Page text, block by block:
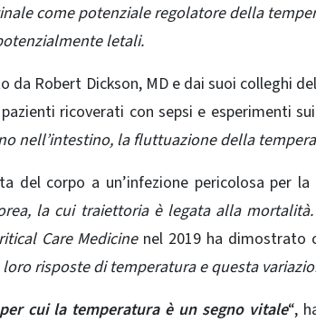
come potenziale regolatore della
letali.
da Robert Dickson, MD e dai suoi colleghi
ricoverati con sepsi e esperimenti
nell’intestino, la fluttuazione della
del corpo a un’infezione pericolosa per
la cui traiettoria è legata alla mortalità.
Care Medicinenel 2019 ha dimostrato
risposte di temperatura e questa
per cui la temperatura è un segno vitale“,